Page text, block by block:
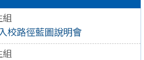
組
校路徑藍圖說明會
組